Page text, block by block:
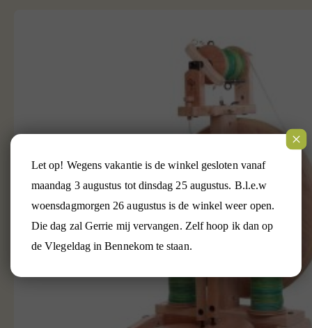
Let op! Wegens vakantie is de winkel gesloten vanaf
maandag 3 augustus tot dinsdag 25 augustus. B.l.e.w
woensdagmorgen 26 augustus is de winkel weer open.
Die dag zal Gerrie mij vervangen. Zelf hoop ik dan op
de Vlegeldag in Bennekom te staan.